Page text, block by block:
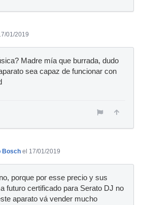
01/2019
Madre mía que burrada, dudo
sea capaz de funcionar con
Bosch el 17/01/2019
porque por esse precio y sus
futuro certificado para Serato DJ no
aparato vá vender mucho